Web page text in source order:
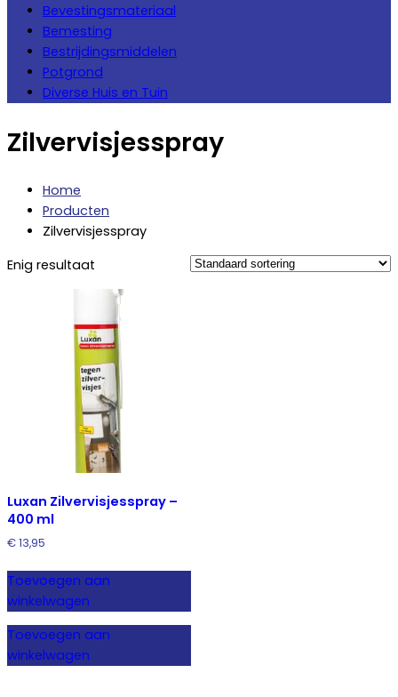
Bevestingsmateriaal
Bemesting
Bestrijdingsmiddelen
Potgrond
Diverse Huis en Tuin
Zilvervisjesspray
Home
Producten
Zilvervisjesspray
Enig resultaat
Luxan Zilvervisjesspray –
400 ml
€13,95
Toevoegen aan
winkelwagen
Toevoegen aan
winkelwagen